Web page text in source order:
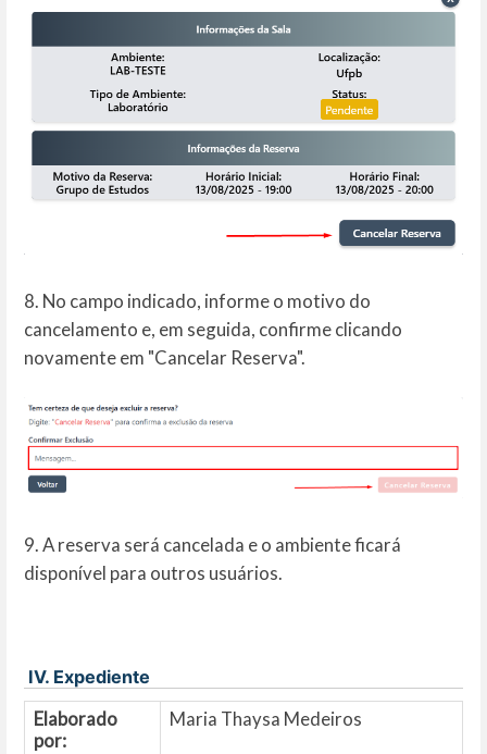
8. No campo indicado, informe o motivo do
cancelamento e, em seguida, confirme clicando
novamente em "Cancelar Reserva".
9. A reserva será cancelada e o ambiente ficará
disponível para outros usuários.
IV. Expediente
Elaborado
por:
Maria Thaysa Medeiros